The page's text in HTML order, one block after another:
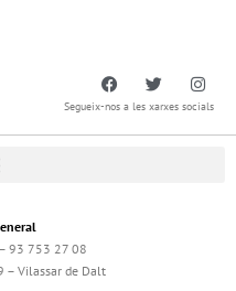
Segueix-nos a les xarxes socials
93 753 27 08
– Vilassar de Dalt